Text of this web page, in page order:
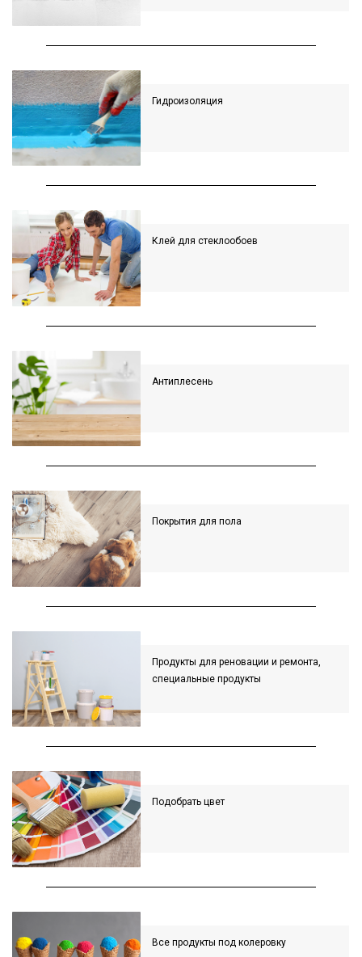
Гидроизоляция
Клей для стеклообоев
Антиплесень
Покрытия для пола
Продукты для реновации и ремонта,
специальные продукты
Подобрать цвет
Все продукты под колеровку